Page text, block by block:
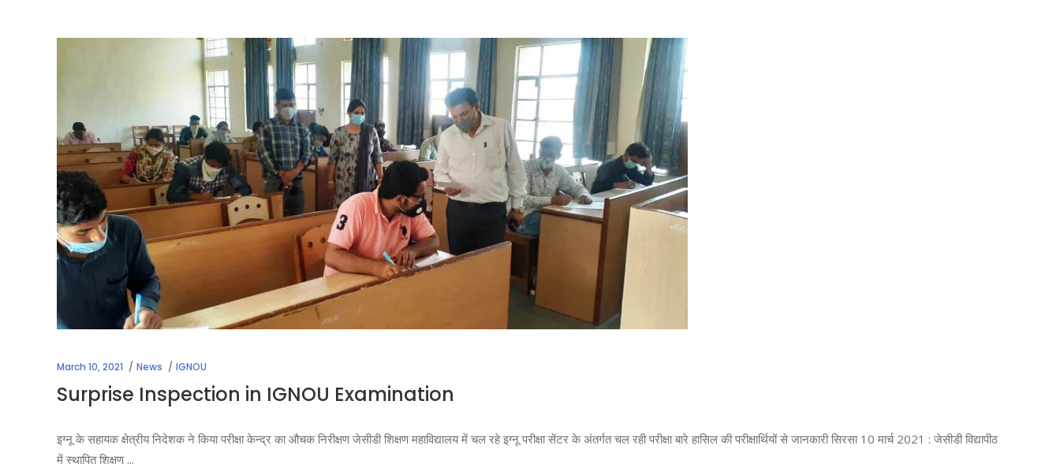
March 10, 2021 News IGNOU
Surprise Inspection in IGNOU Examination
इग्नू के सहायक क्षेत्रीय निदेशक ने किया परीक्षा केन्द्र का औचक निरीक्षण जेसीडी शिक्षण महाविद्यालय में चल रहे इग्नू परीक्षा सेंटर के अंतर्गत चल रही परीक्षा बारे हासिल की परीक्षार्थियों से जानकारी सिरसा 10 मार्च 2021 : जेसीडी विद्यापीठ
में स्थापित शिक्षण